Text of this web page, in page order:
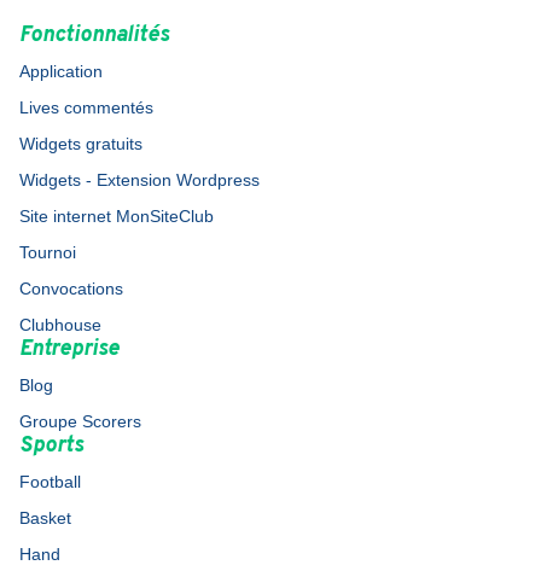
Fonctionnalités
Application
Lives commentés
Widgets gratuits
Widgets - Extension Wordpress
Site internet MonSiteClub
Tournoi
Convocations
Clubhouse
Entreprise
Blog
Groupe Scorers
Sports
Football
Basket
Hand